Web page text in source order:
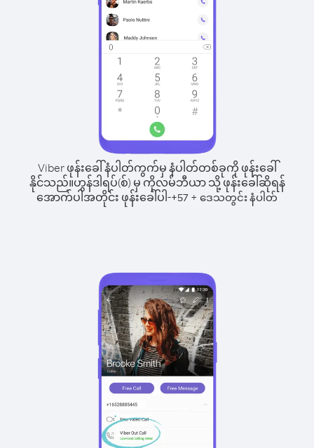
Viber ဖုန်းခေါ်နံပါတ်ကွက်မှ နံပါတ်တစ်ခုကို ဖုန်းခေါ်
နိုင်သည်။ဟွန်ဒါရပ်(စ်) မှ ကိုလမ်ဘီယာ သို့ ဖုန်းခေါ်ဆိုရန်
အောက်ပါအတိုင်း ဖုန်းခေါ်ပါ-+57 + ဒေသတွင်း နံပါတ်